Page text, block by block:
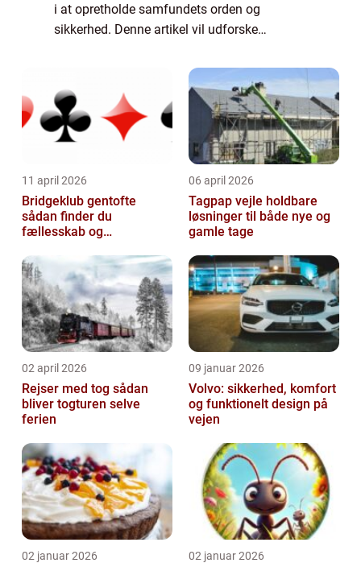
i at opretholde samfundets orden og
sikkerhed. Denne artikel vil udforske
og dens formål i nutidens retssystem. Ua...
11 april 2026
Bridgeklub gentofte
sådan finder du
fællesskab og
06 april 2026
Tagpap vejle holdbare
løsninger til både nye og
gamle tage
02 april 2026
Rejser med tog sådan
bliver togturen selve
ferien
09 januar 2026
Volvo: sikkerhed, komfort
og funktionelt design på
vejen
02 januar 2026 02 januar 2026